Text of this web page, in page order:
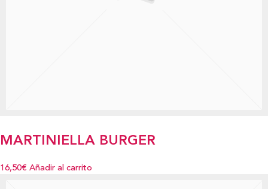
MARTINIELLA BURGER
16,50€ Añadir al carrito